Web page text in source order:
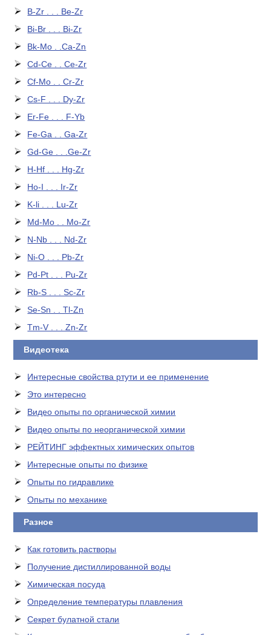
B-Zr . . . Be-Zr
Bi-Br . . . Bi-Zr
Bk-Mo . .Ca-Zn
Cd-Ce . . Ce-Zr
Cf-Mo . . Cr-Zr
Cs-F . . . Dy-Zr
Er-Fe . . . F-Yb
Fe-Ga . . Ga-Zr
Gd-Ge . . .Ge-Zr
H-Hf . . . Hg-Zr
Ho-I . . . Ir-Zr
K-li . . . Lu-Zr
Md-Mo . . Mo-Zr
N-Nb . . . Nd-Zr
Ni-O . . . Pb-Zr
Pd-Pt . . . Pu-Zr
Rb-S . . . Sc-Zr
Se-Sn . . Tl-Zn
Tm-V . . . Zn-Zr
Видеотека
Интересные свойства ртути и ее применение
Это интересно
Видео опыты по органической химии
Видео опыты по неорганической химии
РЕЙТИНГ эффектных химических опытов
Интересные опыты по физике
Опыты по гидравлике
Опыты по механике
Разное
Как готовить растворы
Получение дистиллированной воды
Химическая посуда
Определение температуры плавления
Секрет булатной стали